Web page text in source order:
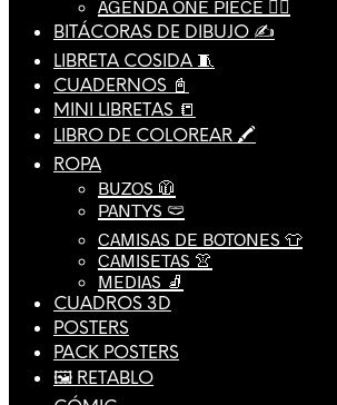
AGENDA ONE PIECE 🏴‍☠️
BITÁCORAS DE DIBUJO ✍️
LIBRETA COSIDA 🧵
CUADERNOS 📓
MINI LIBRETAS 📒
LIBRO DE COLOREAR 🖍️
ROPA
BUZOS 🧥
PANTYS 🩲
CAMISAS DE BOTONES 👕
CAMISETAS 👚
MEDIAS 🧦
CUADROS 3D
POSTERS
PACK POSTERS
🖼️ RETABLO